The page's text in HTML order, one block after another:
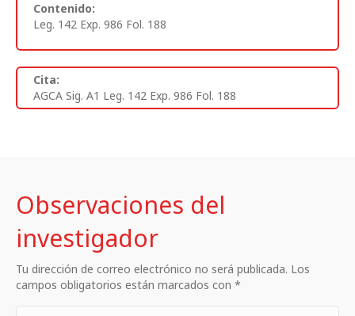
Contenido:
Leg. 142 Exp. 986 Fol. 188
Cita:
AGCA Sig. A1 Leg. 142 Exp. 986 Fol. 188
Observaciones del
investigador
Tu dirección de correo electrónico no será publicada. Los
campos obligatorios están marcados con *